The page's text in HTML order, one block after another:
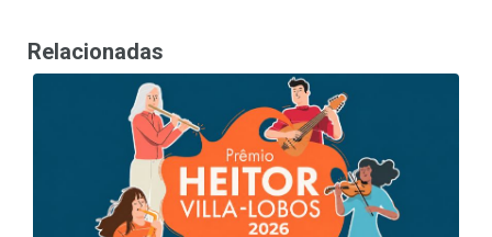
Relacionadas